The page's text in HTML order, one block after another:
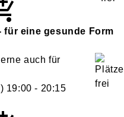
für eine gesunde Form
auch für
19:00 - 20:15